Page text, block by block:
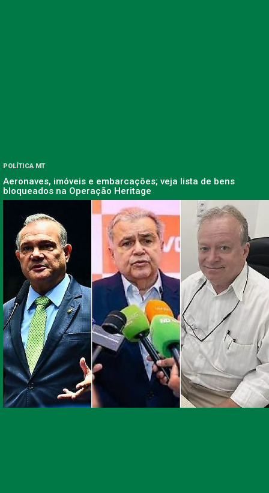
POLÍTICA MT
Aeronaves, imóveis e embarcações; veja lista de bens
bloqueados na Operação Heritage